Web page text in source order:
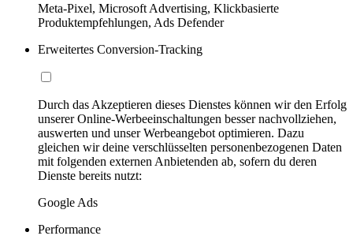
Meta-Pixel, Microsoft Advertising, Klickbasierte
Produktempfehlungen, Ads Defender
Erweitertes Conversion-Tracking
Durch das Akzeptieren dieses Dienstes können wir den Erfolg
unserer Online-Werbeeinschaltungen besser nachvollziehen,
auswerten und unser Werbeangebot optimieren. Dazu
gleichen wir deine verschlüsselten personenbezogenen Daten
mit folgenden externen Anbietenden ab, sofern du deren
Dienste bereits nutzt:
Google Ads
Performance